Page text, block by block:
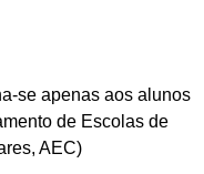
se apenas aos alunos
de Escolas de
AEC)